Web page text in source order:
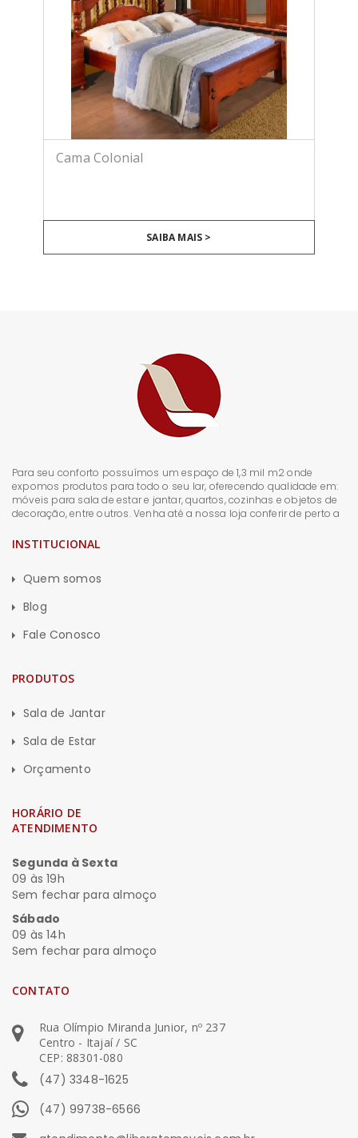
Cama Colonial
SAIBA MAIS >
Para seu conforto possuímos um espaço de 1,3 mil m2 onde
expomos produtos para todo o seu lar, oferecendo qualidade em:
móveis para sala de estar e jantar, quartos, cozinhas e objetos de
decoração, entre outros. Venha até a nossa loja conferir de perto a
INSTITUCIONAL
Quem somos
Blog
Fale Conosco
PRODUTOS
Sala de Jantar
Sala de Estar
Orçamento
HORÁRIO DE
ATENDIMENTO
Segunda à Sexta
09 às 19h
Sem fechar para almoço
Sábado
09 às 14h
Sem fechar para almoço
CONTATO
Rua Olímpio Miranda Junior, nº 237
Centro - Itajaí / SC
CEP: 88301-080
(47) 3348-1625
(47) 99738-6566